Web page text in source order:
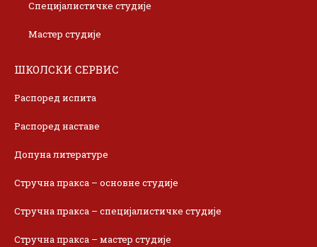
Специјалистичке студије
Мастер студије
ШКОЛСКИ СЕРВИС
Распоред испита
Распоред наставе
Допуна литературе
Стручна пракса – основне студије
Стручна пракса – специјалистичке студије
Стручна пракса – мастер студије